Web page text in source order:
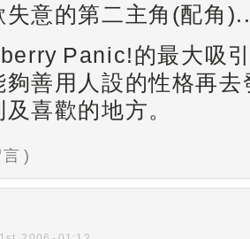
失意的第二主角(配角
Panic!的最大吸
夠善用人設的性格再
喜歡的地方。
)